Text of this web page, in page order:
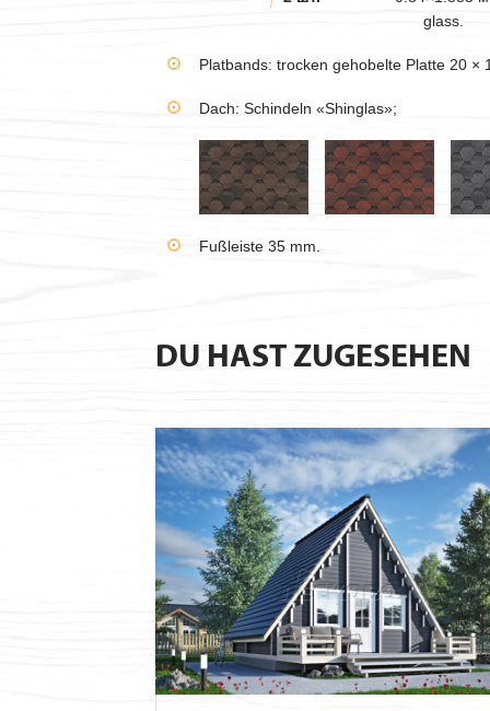
glass.
Platbands: trocken gehobelte Platte 20 ×
Dach: Schindeln «Shinglas»;
Fußleiste 35 mm.
DU HAST ZUGESEHEN